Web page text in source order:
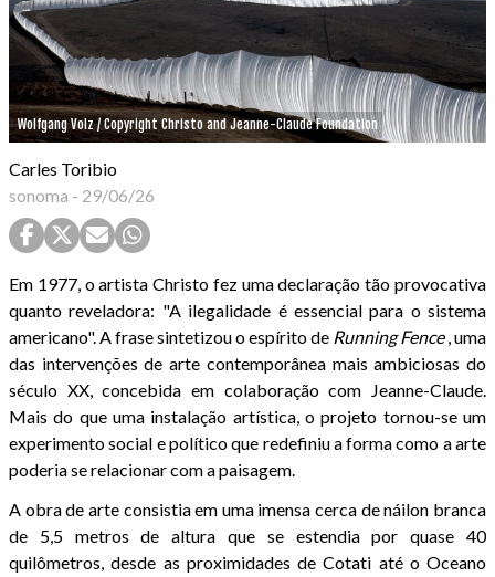
Wolfgang Volz / Copyright Christo and Jeanne-Claude Foundation
Carles Toribio
sonoma - 29/06/26
Em 1977, o artista Christo fez uma declaração tão provocativa
quanto reveladora: "A ilegalidade é essencial para o sistema
americano". A frase sintetizou o espírito de Running Fence, uma
das intervenções de arte contemporânea mais ambiciosas do
século XX, concebida em colaboração com Jeanne-Claude.
Mais do que uma instalação artística, o projeto tornou-se um
experimento social e político que redefiniu a forma como a arte
poderia se relacionar com a paisagem.
A obra de arte consistia em uma imensa cerca de náilon branca
de 5,5 metros de altura que se estendia por quase 40
quilômetros, desde as proximidades de Cotati até o Oceano